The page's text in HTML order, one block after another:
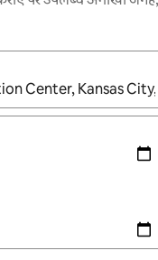
और डाउन 'ऐरो की' का